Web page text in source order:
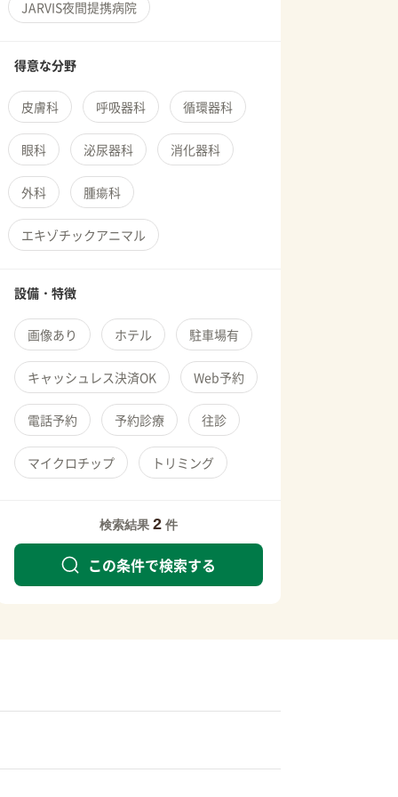
JARVIS夜間提携病院
得意な分野
皮膚科 呼吸器科 循環器科
眼科 泌尿器科 消化器科
外科 腫瘍科
エキゾチックアニマル
設備・特徴
画像あり ホテル 駐車場有
キャッシュレス決済OK Web予約
電話予約 予約診療 往診
マイクロチップ トリミング
検索結果 2 件
この条件で検索する